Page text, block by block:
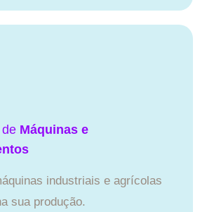
Máquinas e
industriais e agrícolas
sua produção.